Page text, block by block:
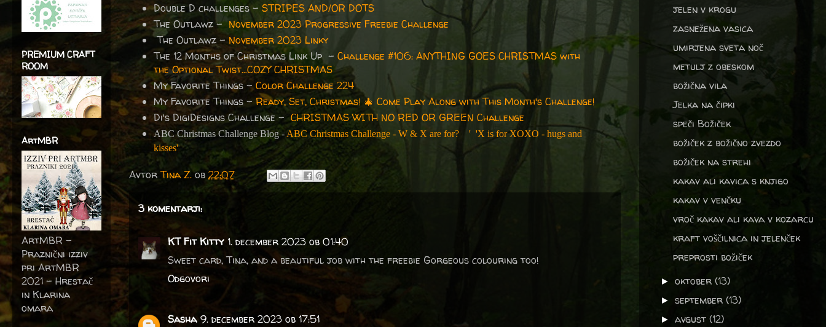
Double D challenges - STRIPES AND/OR DOTS
The Outlawz -November 2023 Progressive Freebie Challenge
The Outlawz - November 2023 Linky
The 12 Months of Christmas Link Up - Challenge #106: ANYTHING GOES CHRISTMAS with
the Optional Twist…COZY CHRISTMAS
My Favorite Things -Color Challenge 224
My Favorite Things - Ready, Set, Christmas! 🎄 Come Play Along with This Month's Challenge!
Di's DigiDesigns Challenge - CHRISTMAS WITH NO RED OR GREEN Challenge
ABC Christmas Challenge Blog -ABC Christmas Challenge - W & X are for? ' 'X is for XOXO - hugs and
kisses'
AvtorTina Z. ob 22:07
3 komentarji:
KT Fit Kitty 1. december 2023 ob 01:40
Sweet card, Tina, and a beautiful job with the freebie Gorgeous colouring too!
Odgovori
Sasha 9. december 2023 ob 17:51
PREMIUM CRAFT
ROOM
ArtMBR
ArtMBR -
Praznični izziv
pri ArtMBR
2021 – Hrestač
in Klarina
omara
jelen v krogu
zasnežena vasica
umirjena sveta noč
metulj z obeskom
božična vila
Jelka na čipki
speči Božiček
božiček z božično zvezdo
božiček na strehi
kakav ali kavica s knjigo
kakav v venčku
vroč kakav ali kava v kozarcu
kraft voščilnica in jelenček
preprosti božiček
►oktober(13)
►september(13)
►avgust(12)